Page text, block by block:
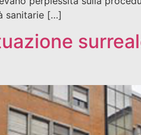
sanitarie […]